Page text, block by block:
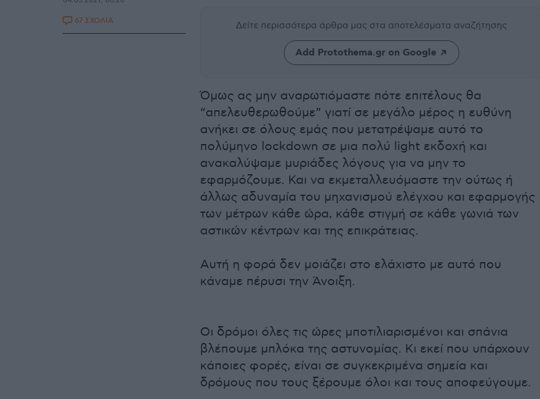
Δείτε περισσότερα άρθρα μας στα αποτελέσματα αναζήτησης
Add Protothema.gr on Google
Όμως ας μην αναρωτιόμαστε πότε επιτέλους θα
“απελευθερωθούμε” γιατί σε μεγάλο μέρος η ευθύνη
ανήκει σε όλους εμάς που μετατρέψαμε αυτό το
πολύμηνο lockdown σε μια πολύ light εκδοχή και
ανακαλύψαμε μυριάδες λόγους για να μην το
εφαρμόζουμε. Και να εκμεταλλευόμαστε την ούτως ή
άλλως αδυναμία του μηχανισμού ελέγχου και εφαρμογής
των μέτρων κάθε ώρα, κάθε στιγμή σε κάθε γωνιά των
αστικών κέντρων και της επικράτειας.
Αυτή η φορά δεν μοιάζει στο ελάχιστο με αυτό που
κάναμε πέρυσι την Άνοιξη.
Οι δρόμοι όλες τις ώρες μποτιλιαρισμένοι και σπάνια
βλέπουμε μπλόκα της αστυνομίας. Κι εκεί που υπάρχουν
κάποιες φορές, είναι σε συγκεκριμένα σημεία και
δρόμους που τους ξέρουμε όλοι και τους αποφεύγουμε.
67 ΣΧΟΛΙΑ